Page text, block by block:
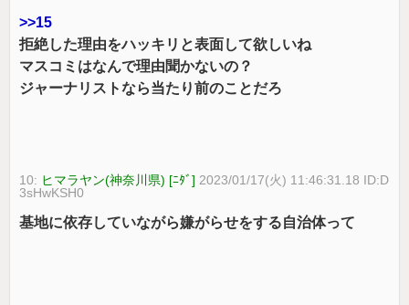
>>15
拒絶した理由をハッキリと表面して欲しいね
マスコミはなんで理由聞かないの？
ジャーナリストなら当たり前のことだろ
10: ヒマラヤン(神奈川県) [ﾆﾀﾞ] 2023/01/17(火) 11:46:31.18 ID:D
3sHwKSH0
基地に依存していながら嫌がらせをする自治体って